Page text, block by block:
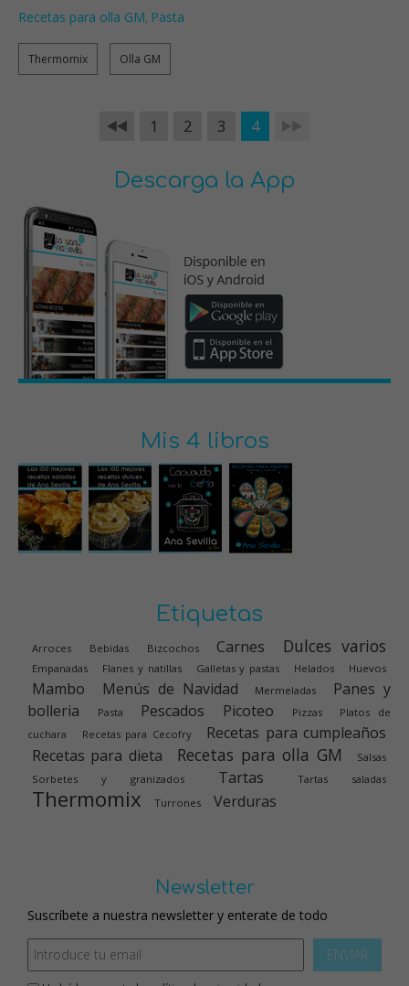
Recetas para olla GM, Pasta
Thermomix Olla GM
1 2 3 4
Descarga la App
Mis 4 libros
Etiquetas
Arroces Bebidas Bizcochos Carnes Dulces varios
Empanadas Flanes y natillas Galletas y pastas Helados Huevos
Mambo Menús de Navidad Mermeladas
Panes y
bolleria
Pasta Pescados Picoteo Pizzas
Platos de
cuchara
Recetas para Cecofry
Recetas para cumpleaños
Recetas para dieta
Recetas para olla GM
Salsas
Sorbetes y granizados
Tartas Tartas saladas
Thermomix Turrones Verduras
Newsletter
Suscríbete a nuestra newsletter y enterate de todo
ENVIAR